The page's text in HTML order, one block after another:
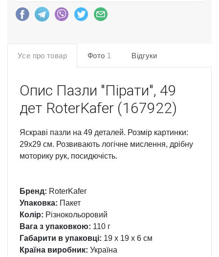
Усе про товар Фото 1 Відгуки
Опис Пазли "Пірати", 49
дет RoterKafer (167922)
Яскраві пазли на 49 деталей. Розмір картинки:
29х29 см. Розвивають логічне мислення, дрібну
моторику рук, посидючість.
Бренд: RoterKafer
Упаковка: Пакет
Колір: Різнокольоровий
Вага з упаковкою: 110 г
Габарити в упаковці: 19 x 19 x 6 см
Країна виробник: Україна